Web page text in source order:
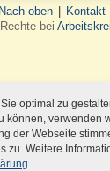
Nach oben Kontakt
bei
optimal zu
können, verwenden
der Webseite
zu. Weitere